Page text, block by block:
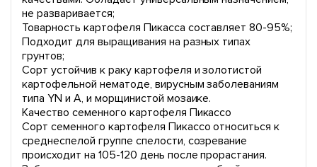
не разваривается;
Товарность картофеля Пикасса составляет 80-95%;
Подходит для выращивания на разных типах
грунтов;
Сорт устойчив к раку картофеля и золотистой
картофельной нематоде, вирусным заболеваниям
типа YN и A, и морщинистой мозаике.
Качество семенного картофеля Пикассо
Сорт семенного картофеля Пикассо относиться к
среднеспелой группе спелости, созревание
происходит на 105-120 день после прорастания.